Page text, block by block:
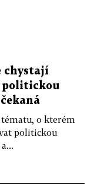
chystají
politickou
tématu, o kterém
politickou